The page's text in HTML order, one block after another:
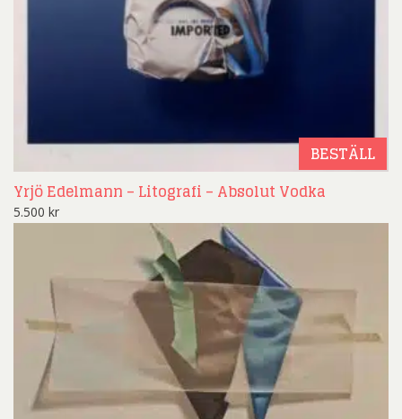
BESTÄLL
Yrjö Edelmann – Litografi – Absolut Vodka
5.500 kr